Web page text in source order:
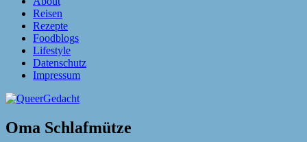
Reisen
Rezepte
Foodblogs
Lifestyle
Datenschutz
Impressum
Oma Schlafmütze